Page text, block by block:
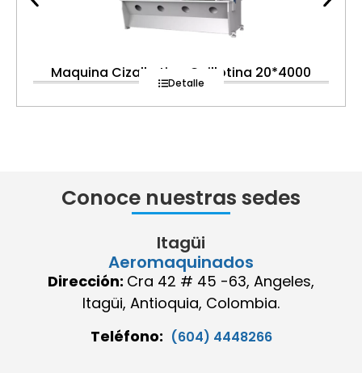
Maquina Cizalla tipo Guillotina 20*4000
Detalle
Conoce nuestras sedes
Itagüi
Aeromaquinados
Dirección: Cra 42 # 45 -63, Angeles,
Itagüi, Antioquia, Colombia.
Teléfono: (604) 4448266